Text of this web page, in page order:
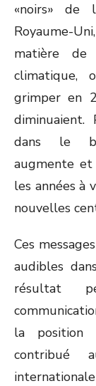
«noirs» de
Royaume-
matière
climatique,
grimper en
dans le
augmente
les années à
nouvelles
Ces
audibles
résultat
la position
contribué